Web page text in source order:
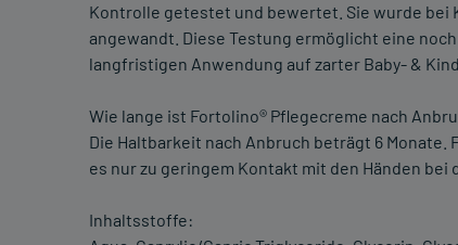
Kontrolle getestet und bewertet. Sie wurde bei
angewandt. Diese Testung ermöglicht eine
langfristigen Anwendung auf zarter Baby- &
Wie lange ist Fortolino® Pflegecreme nach
Die Haltbarkeit nach Anbruch beträgt 6
es nur zu geringem Kontakt mit den Händen bei
Inhaltsstoffe: